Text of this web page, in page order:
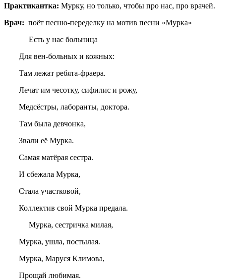
Практикантка: Мурку, но только, чтобы про нас, про врачей.
Врач: поёт песню-переделку на мотив песни «Мурка»
Есть у нас больница
Для вен-больных и кожных:
Там лежат ребята-фраера.
Лечат им чесотку, сифилис и рожу,
Медсёстры, лаборанты, доктора.
Там была девчонка,
Звали её Мурка.
Самая матёрая сестра.
И сбежала Мурка,
Стала участковой,
Коллектив свой Мурка предала.
Мурка, сестричка милая,
Мурка, ушла, постылая.
Мурка, Маруся Климова,
Прощай любимая.